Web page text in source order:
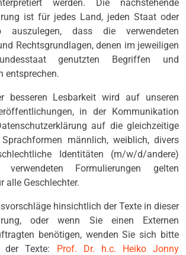
werden. Die nachstehende
ist für jedes Land, jeden Staat oder
auszulegen, dass die verwendeten
Rechtsgrundlagen, denen im jeweiligen
genutzten Begriffen und
entsprechen.
besseren Lesbarkeit wird auf unseren
in der Kommunikation
auf die gleichzeitige
männlich, weiblich, divers
Identitäten (m/w/d/andere)
Formulierungen gelten
alle Geschlechter.
hinsichtlich der Texte in dieser
oder wenn Sie einen Externen
benötigen, wenden Sie sich bitte
der Texte: Prof. Dr. h.c. Heiko Jonny